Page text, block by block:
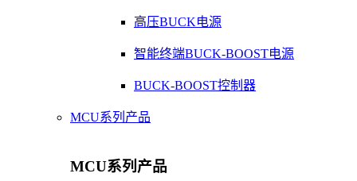
高压BUCK电源
智能终端BUCK-BOOST电源
BUCK-BOOST控制器
MCU系列产品
MCU系列产品